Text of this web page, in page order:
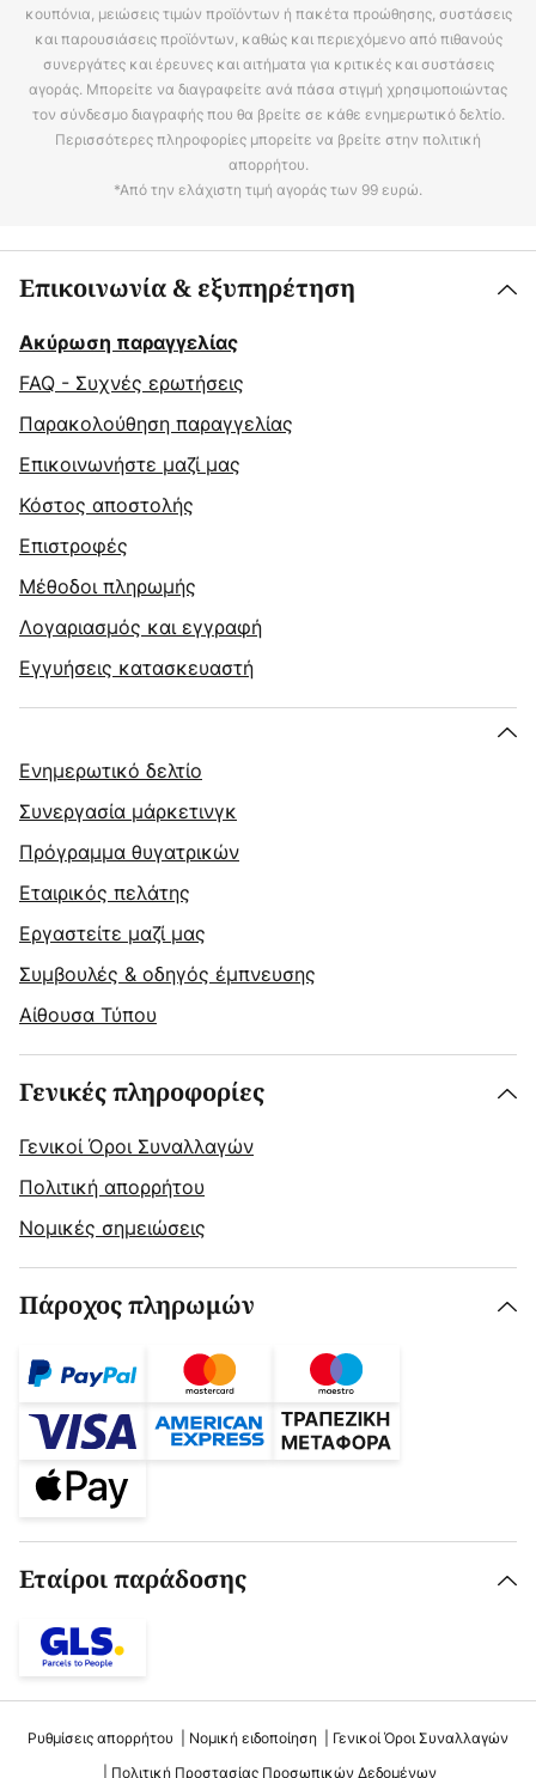
κουπόνια, μειώσεις τιμών προϊόντων ή πακέτα προώθησης, συστάσεις
και παρουσιάσεις προϊόντων, καθώς και περιεχόμενο από πιθανούς
συνεργάτες και έρευνες και αιτήματα για κριτικές και συστάσεις
αγοράς. Μπορείτε να διαγραφείτε ανά πάσα στιγμή χρησιμοποιώντας
τον σύνδεσμο διαγραφής που θα βρείτε σε κάθε ενημερωτικό δελτίο.
Περισσότερες πληροφορίες μπορείτε να βρείτε στην πολιτική
απορρήτου.
*Από την ελάχιστη τιμή αγοράς των 99 ευρώ.
Επικοινωνία & εξυπηρέτηση
Ακύρωση παραγγελίας
FAQ - Συχνές ερωτήσεις
Παρακολούθηση παραγγελίας
Επικοινωνήστε μαζί μας
Κόστος αποστολής
Επιστροφές
Μέθοδοι πληρωμής
Λογαριασμός και εγγραφή
Εγγυήσεις κατασκευαστή
Ενημερωτικό δελτίο
Συνεργασία μάρκετινγκ
Πρόγραμμα θυγατρικών
Εταιρικός πελάτης
Εργαστείτε μαζί μας
Συμβουλές & οδηγός έμπνευσης
Αίθουσα Τύπου
Γενικές πληροφορίες
Γενικοί Όροι Συναλλαγών
Πολιτική απορρήτου
Νομικές σημειώσεις
Πάροχος πληρωμών
Εταίροι παράδοσης
Ρυθμίσεις απορρήτου Νομική ειδοποίηση
Γενικοί Όροι Συναλλαγών
Πολιτική Προστασίας Προσωπικών Δεδομένων